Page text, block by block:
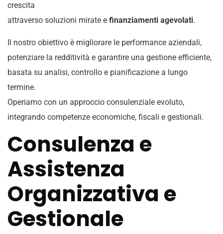
crescita
attraverso soluzioni mirate e finanziamenti agevolati.
Il nostro obiettivo è migliorare le performance aziendali,
potenziare la redditività e garantire una gestione efficiente,
basata su analisi, controllo e pianificazione a lungo
termine.
Operiamo con un approccio consulenziale evoluto,
integrando competenze economiche, fiscali e gestionali.
Consulenza e
Assistenza
Organizzativa e
Gestionale